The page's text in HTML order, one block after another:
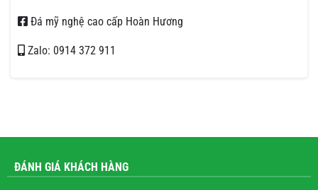
Đá mỹ nghệ cao cấp Hoàn Hương
Zalo: 0914 372 911
ĐÁNH GIÁ KHÁCH HÀNG